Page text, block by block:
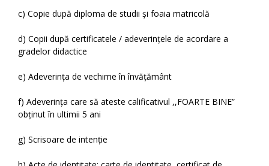
c) Copie după diploma de studii și foaia matricolă
d) Copii după certificatele / adeverințele de acordare a
gradelor didactice
e) Adeverința de vechime în învățământ
f) Adeverința care să ateste calificativul ,,FOARTE BINE”
obținut în ultimii 5 ani
g) Scrisoare de intenție